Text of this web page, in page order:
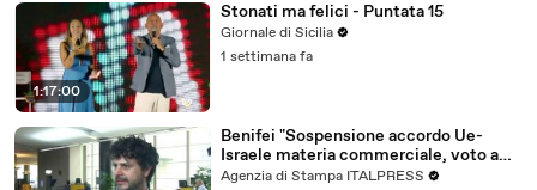
1:17:00
Stonati ma felici - Puntata 15
Giornale di Sicilia
1 settimana fa
Benifei "Sospensione accordo Ue-
Israele materia commerciale, voto a
maggioranza"
Agenzia di Stampa ITALPRESS